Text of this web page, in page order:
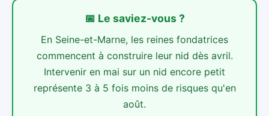
📅 Le saviez-vous ?
En Seine-et-Marne, les reines fondatrices
commencent à construire leur nid dès avril.
Intervenir en mai sur un nid encore petit
représente 3 à 5 fois moins de risques qu'en
août.